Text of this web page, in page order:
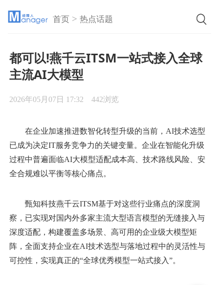
首页 >热点话题
都可以!燕千云ITSM一站式接入全球
主流AI大模型
2026年05月07日 17:32 442浏览
在企业加速推进数智化转型升级的当前，AI技术选型
已成为决定IT服务竞争力的关键变量。企业在智能化升级
过程中普遍面临AI大模型适配成本高、技术路线风险、安
全合规难以平衡等核心痛点。
甄知科技燕千云ITSM基于对这些行业痛点的深度洞
察，已实现对国内外多家主流大型语言模型的无缝接入与
深度适配，构建覆盖多场景、高可用的企业级大模型矩
阵，全面支持企业在AI技术选型与落地过程中的灵活性与
可控性，实现真正的“全球优秀模型一站式接入”。